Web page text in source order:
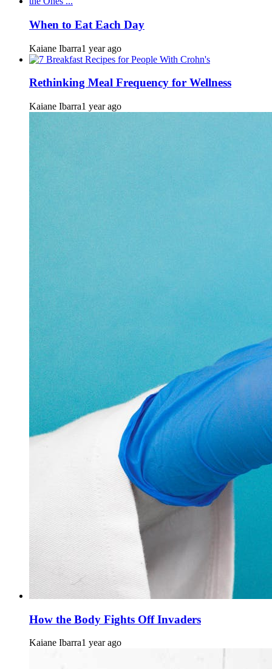
When to Eat Each Day
Kaiane Ibarra1 year ago
Rethinking Meal Frequency for Wellness
Kaiane Ibarra1 year ago
How the Body Fights Off Invaders
Kaiane Ibarra1 year ago